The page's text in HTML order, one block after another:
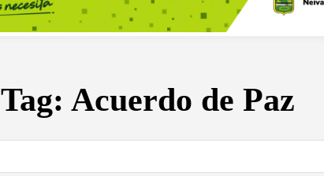
Tag: Acuerdo de Paz